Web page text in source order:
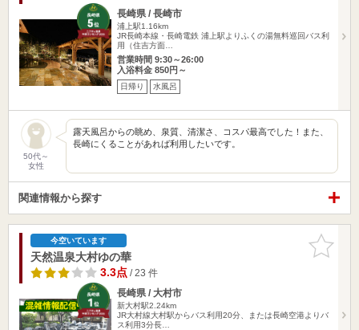
長崎県 / 長崎市
浦上駅1.16km
JR長崎本線・長崎電鉄 浦上駅よりふくの湯無料巡回バス利
用（住吉方面…
営業時間 9:30～26:00
入浴料金 850円～
日帰り 水風呂
50代～
女性
露天風呂からの眺め、泉質、清潔さ、コスパ最高でした！また、
長崎にくることがあれば利用したいです。
関連情報から探す
お気に入
りに追加
今空いています
天然温泉大村ゆの華
3.3点/ 23 件
長崎県 / 大村市
新大村駅2.24km
JR大村線大村駅からバス利用20分、または長崎空港よりバ
ス利用3分長…